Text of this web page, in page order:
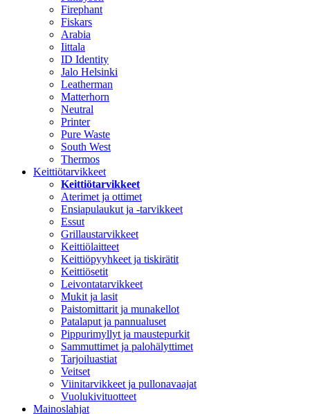
Firephant
Fiskars
Arabia
Iittala
ID Identity
Jalo Helsinki
Leatherman
Matterhorn
Neutral
Printer
Pure Waste
South West
Thermos
Keittiötarvikkeet
Keittiötarvikkeet
Aterimet ja ottimet
Ensiapulaukut ja -tarvikkeet
Essut
Grillaustarvikkeet
Keittiölaitteet
Keittiöpyyhkeet ja tiskirätit
Keittiösetit
Leivontatarvikkeet
Mukit ja lasit
Paistomittarit ja munakellot
Patalaput ja pannualuset
Pippurimyllyt ja maustepurkit
Sammuttimet ja palohälyttimet
Tarjoiluastiat
Veitset
Viinitarvikkeet ja pullonavaajat
Vuolukivituotteet
Mainoslahjat